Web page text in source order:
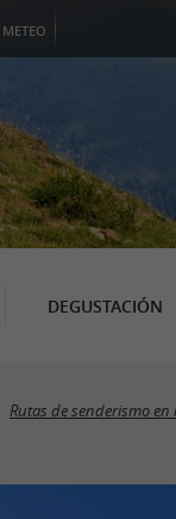
METEO
DEGUSTACIÓN
Rutas de senderismo en